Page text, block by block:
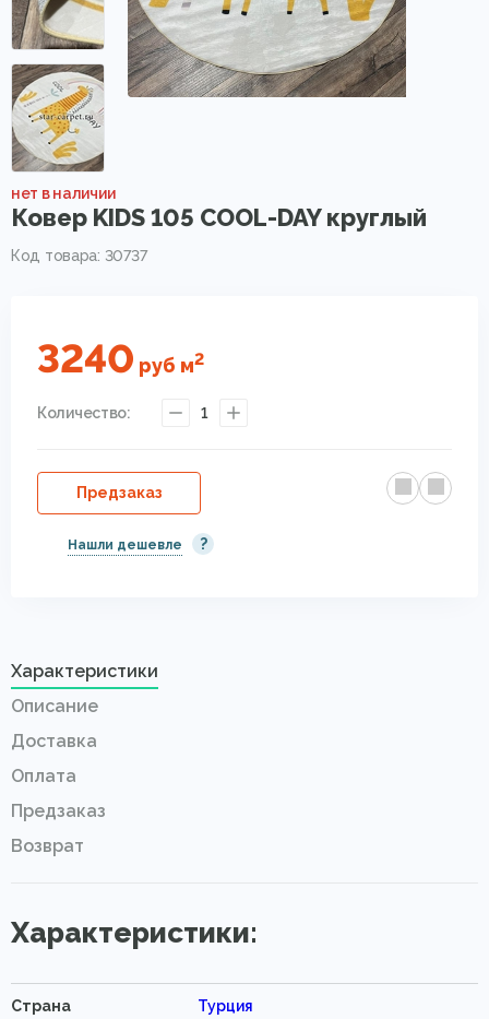
нет в наличии
Ковер KIDS 105 COOL-DAY круглый
Код товара: 30737
3240 руб м2
Количество: 1
Предзаказ
Нашли дешевле ?
Характеристики
Описание
Доставка
Оплата
Предзаказ
Возврат
Характеристики:
Страна Турция